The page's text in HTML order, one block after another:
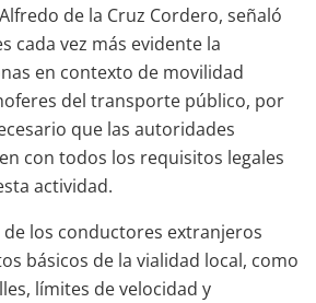
de la Cruz Cordero, señaló
cada vez más evidente la
en contexto de movilidad
del transporte público, por
que las autoridades
con todos los requisitos legales
actividad.
los conductores extranjeros
básicos de la vialidad local, como
límites de velocidad y